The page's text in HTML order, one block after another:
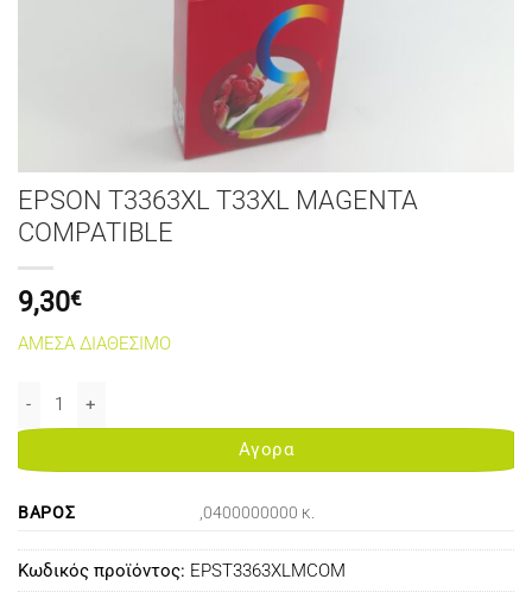
EPSON T3363XL T33XL MAGENTA
COMPATIBLE
9,30€
ΑΜΕΣΑ ΔΙΑΘΕΣΙΜΟ
EPSON T3363XL T33XL MAGENTA COMPATIBLE ποσότητα
Αγορα
ΒΆΡΟΣ ,0400000000 κ.
Κωδικός προϊόντος: EPST3363XLMCOM